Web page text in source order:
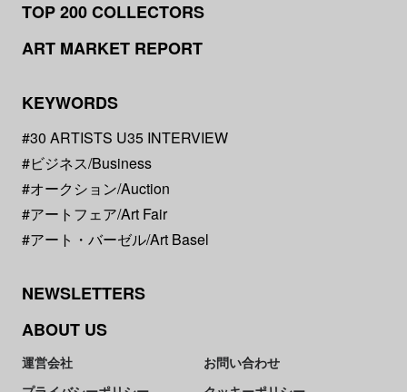
TOP 200 COLLECTORS
ART MARKET REPORT
KEYWORDS
#30 ARTISTS U35 INTERVIEW
#ビジネス/Business
#オークション/Auction
#アートフェア/Art Fair
#アート・バーゼル/Art Basel
NEWSLETTERS
ABOUT US
運営会社
お問い合わせ